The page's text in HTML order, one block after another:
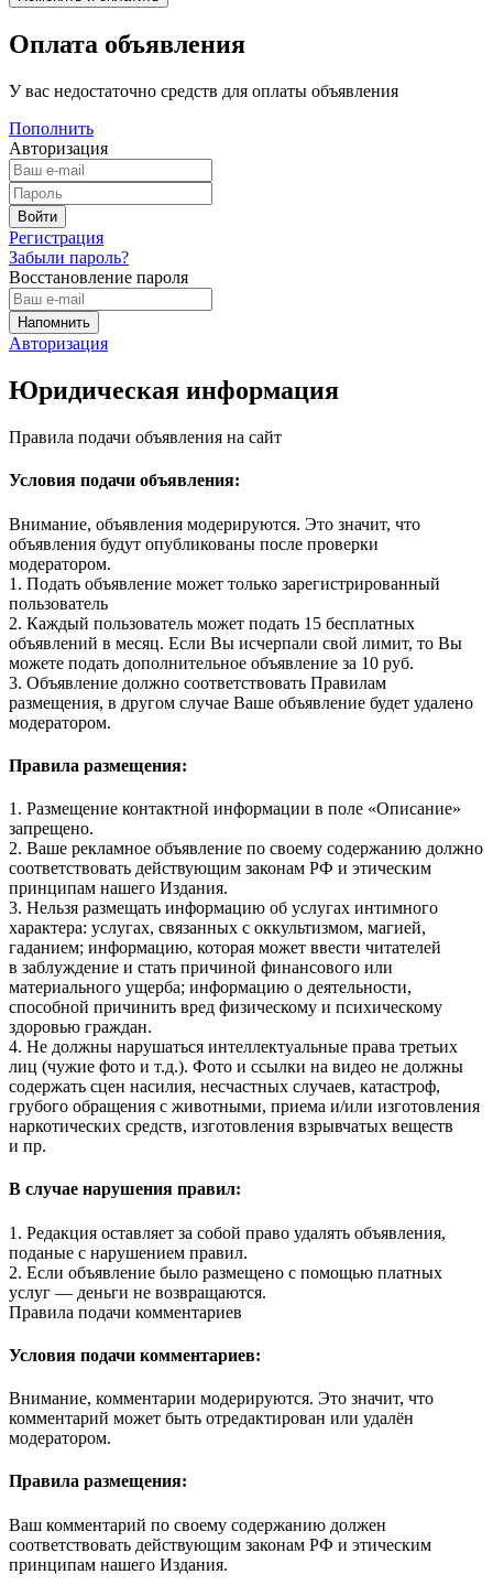
Оплата объявления
У вас недостаточно средств для оплаты объявления
Пополнить
Авторизация
Регистрация
Забыли пароль?
Восстановление пароля
Авторизация
Юридическая информация
Правила подачи объявления на сайт
Условия подачи объявления:
Внимание, объявления модерируются. Это значит, что
объявления будут опубликованы после проверки
модератором.
1. Подать объявление может только зарегистрированный
пользователь
2. Каждый пользователь может подать 15 бесплатных
объявлений в месяц. Если Вы исчерпали свой лимит, то Вы
можете подать дополнительное объявление за 10 руб.
3. Объявление должно соответствовать Правилам
размещения, в другом случае Ваше объявление будет удалено
модератором.
Правила размещения:
1. Размещение контактной информации в поле «Описание»
запрещено.
2. Ваше рекламное объявление по своему содержанию должно
соответствовать действующим законам РФ и этическим
принципам нашего Издания.
3. Нельзя размещать информацию об услугах интимного
характера: услугах, связанных с оккультизмом, магией,
гаданием; информацию, которая может ввести читателей
в заблуждение и стать причиной финансового или
материального ущерба; информацию о деятельности,
способной причинить вред физическому и психическому
здоровью граждан.
4. Не должны нарушаться интеллектуальные права третьих
лиц (чужие фото и т.д.). Фото и ссылки на видео не должны
содержать сцен насилия, несчастных случаев, катастроф,
грубого обращения с животными, приема и/или изготовления
наркотических средств, изготовления взрывчатых веществ
и пр.
В случае нарушения правил:
1. Редакция оставляет за собой право удалять объявления,
поданые с нарушением правил.
2. Если объявление было размещено с помощью платных
услуг — деньги не возвращаются.
Правила подачи комментариев
Условия подачи комментариев:
Внимание, комментарии модерируются. Это значит, что
комментарий может быть отредактирован или удалён
модератором.
Правила размещения:
Ваш комментарий по своему содержанию должен
соответствовать действующим законам РФ и этическим
принципам нашего Издания.